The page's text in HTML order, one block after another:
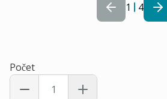
1 4
Počet